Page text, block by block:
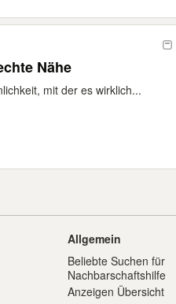
Nähe
mit der es wirklich...
Allgemein
Beliebte Suchen für
Nachbarschaftshilfe
Anzeigen Übersicht